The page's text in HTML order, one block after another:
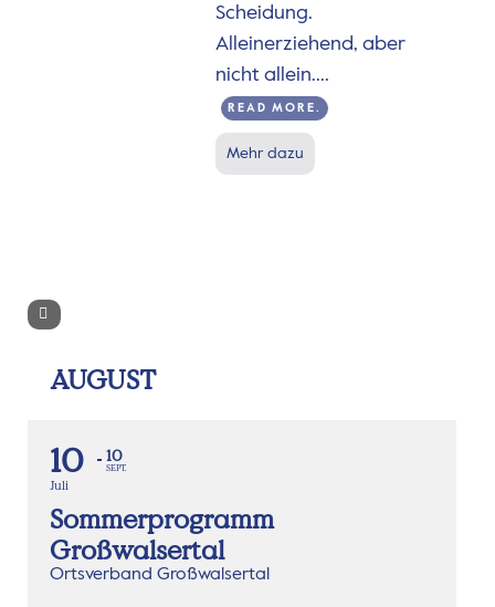
Scheidung.
Alleinerziehend, aber
nicht allein....
READ MORE.
Mehr dazu
AUGUST
10
Juli
10
SEPT.
Sommerprogramm
Großwalsertal
Ortsverband Großwalsertal